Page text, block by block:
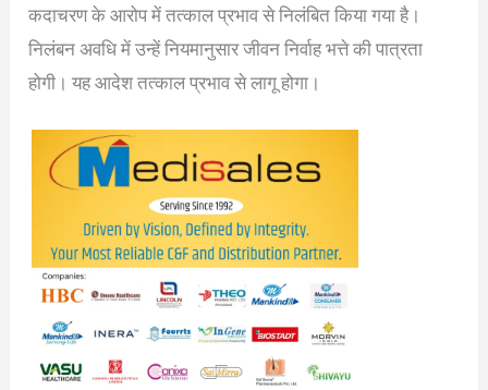
कदाचरण के आरोप में तत्काल प्रभाव से निलंबित किया गया है।
निलंबन अवधि में उन्हें नियमानुसार जीवन निर्वाह भत्ते की पात्रता
होगी। यह आदेश तत्काल प्रभाव से लागू होगा।